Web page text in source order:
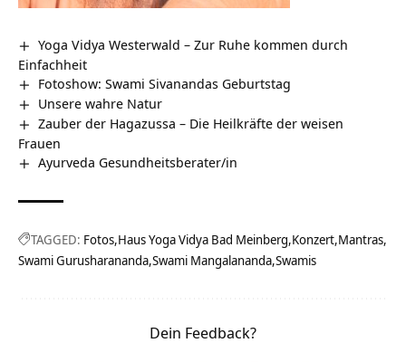
Yoga Vidya Westerwald – Zur Ruhe kommen durch
Einfachheit
Fotoshow: Swami Sivanandas Geburtstag
Unsere wahre Natur
Zauber der Hagazussa – Die Heilkräfte der weisen
Frauen
Ayurveda Gesundheitsberater/in
TAGGED: Fotos Haus Yoga Vidya Bad Meinberg Konzert Mantras
Swami Gurusharananda Swami Mangalananda Swamis
Dein Feedback?